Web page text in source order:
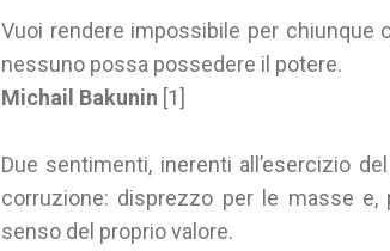
Vuoi rendere impossibile per chiunque
nessuno possa possedere il potere.
Michail Bakunin [1]
Due sentimenti, inerenti all’esercizio
corruzione: disprezzo per le masse e,
senso del proprio valore.